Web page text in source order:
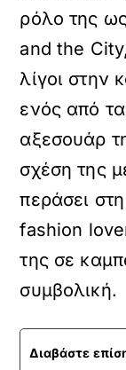
ρόλο της
and the
λίγοι στην
ενός από
αξεσουάρ
σχέση της
περάσει
fashion
της σε
συμβολική.
Διαβάστε